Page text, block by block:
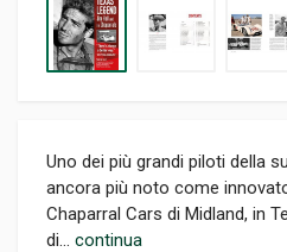
Uno dei più grandi piloti della
ancora più noto come
Chaparral Cars di Midland, in
di... continua